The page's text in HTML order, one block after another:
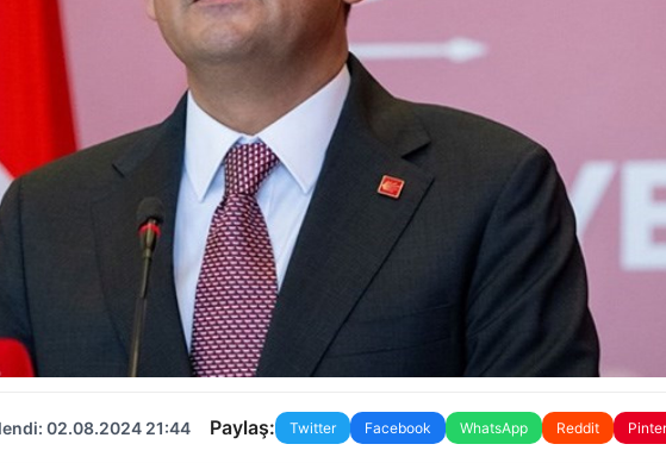
02.08.2024 21:44 Paylaş: Twitter Facebook WhatsApp Reddit